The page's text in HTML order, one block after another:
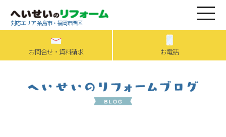
対応エリア 糸島市・福岡市西区
お問合せ・資料請求 お電話